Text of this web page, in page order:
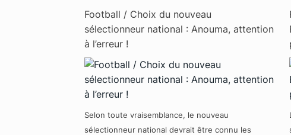
Football / Choix du nouveau
sélectionneur national : Anouma, attention
à l’erreur !
Selon toute vraisemblance, le nouveau
sélectionneur national devrait être connu les